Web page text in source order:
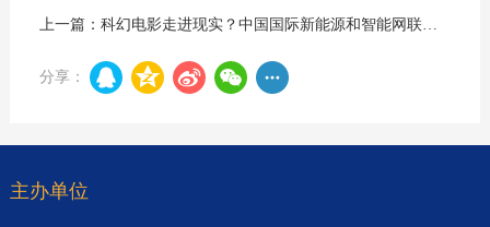
分享：
主办单位